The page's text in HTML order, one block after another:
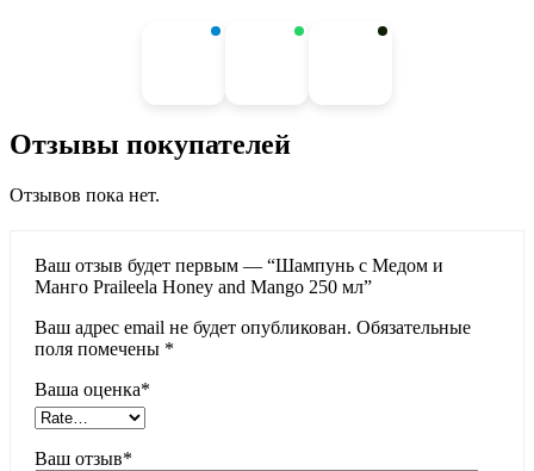
Отзывы покупателей
Отзывов пока нет.
Ваш отзыв будет первым — “Шампунь с Медом и
Манго Praileela Honey and Mango 250 мл”
Ваш адрес email не будет опубликован. Обязательные
поля помечены *
Ваша оценка*
Ваш отзыв*